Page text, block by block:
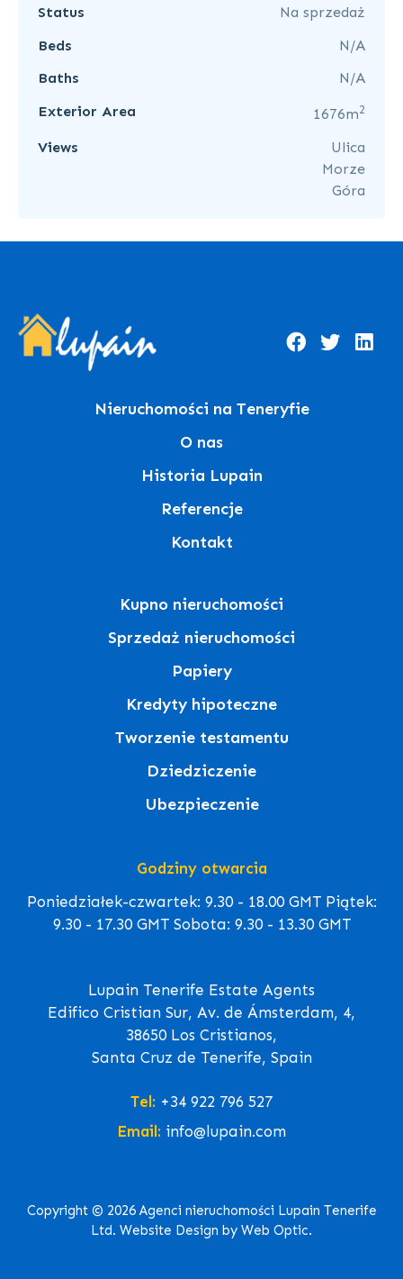
Status
Na sprzedaż
Beds
N/A
Baths
N/A
Exterior Area
1676m2
Views
Ulica
Morze
Góra
Nieruchomości na Teneryfie
O nas
Historia Lupain
Referencje
Kontakt
Kupno nieruchomości
Sprzedaż nieruchomości
Papiery
Kredyty hipoteczne
Tworzenie testamentu
Dziedziczenie
Ubezpieczenie
Godziny otwarcia
Poniedziałek-czwartek: 9.30 - 18.00 GMT Piątek:
9.30 - 17.30 GMT Sobota: 9.30 - 13.30 GMT
Lupain Tenerife Estate Agents
Edifico Cristian Sur, Av. de Ámsterdam, 4,
38650 Los Cristianos,
Santa Cruz de Tenerife, Spain
Tel: +34 922 796 527
Email: info@lupain.com
Copyright © 2026 Agenci nieruchomości Lupain Tenerife
Ltd. Website Design by Web Optic.